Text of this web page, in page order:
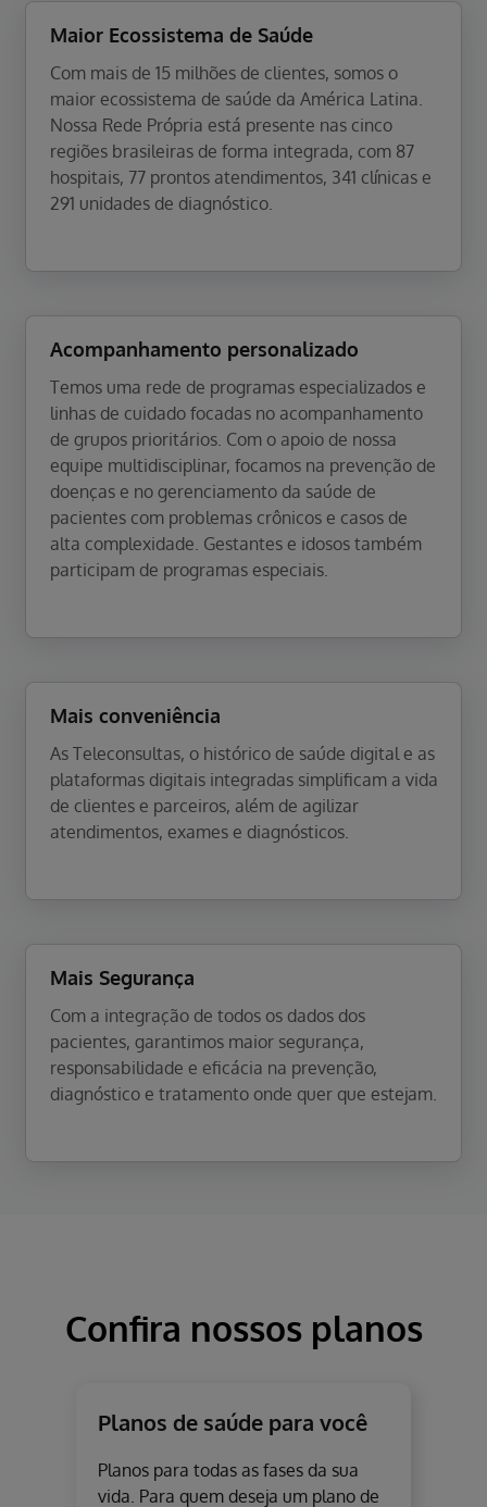
Maior Ecossistema de Saúde
Com mais de 15 milhões de clientes, somos o
maior ecossistema de saúde da América Latina.
Nossa Rede Própria está presente nas cinco
regiões brasileiras de forma integrada, com 87
hospitais, 77 prontos atendimentos, 341 clínicas e
291 unidades de diagnóstico.
Acompanhamento personalizado
Temos uma rede de programas especializados e
linhas de cuidado focadas no acompanhamento
de grupos prioritários. Com o apoio de nossa
equipe multidisciplinar, focamos na prevenção de
doenças e no gerenciamento da saúde de
pacientes com problemas crônicos e casos de
alta complexidade. Gestantes e idosos também
participam de programas especiais.
Mais conveniência
As Teleconsultas, o histórico de saúde digital e as
plataformas digitais integradas simplificam a vida
de clientes e parceiros, além de agilizar
atendimentos, exames e diagnósticos.
Mais Segurança
Com a integração de todos os dados dos
pacientes, garantimos maior segurança,
responsabilidade e eficácia na prevenção,
diagnóstico e tratamento onde quer que estejam.
Confira nossos planos
Planos de saúde para você
Planos para todas as fases da sua
vida. Para quem deseja um plano de